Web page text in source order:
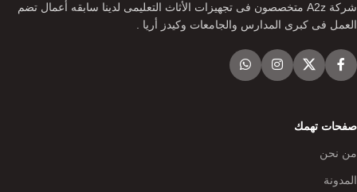
شركة A2z متخصصون فى تجهيزات الأثاث التعليمى لدينا سابقه أعمال تضم
العمل فى كبرى المدارس والجامعات وكيدز أريا .
صفحات تهمك
من نحن
المدونة